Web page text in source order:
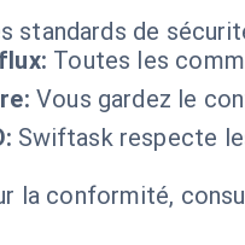
standards de
Toutes les
Vous gardez le
Swiftask respecte
la conformité,